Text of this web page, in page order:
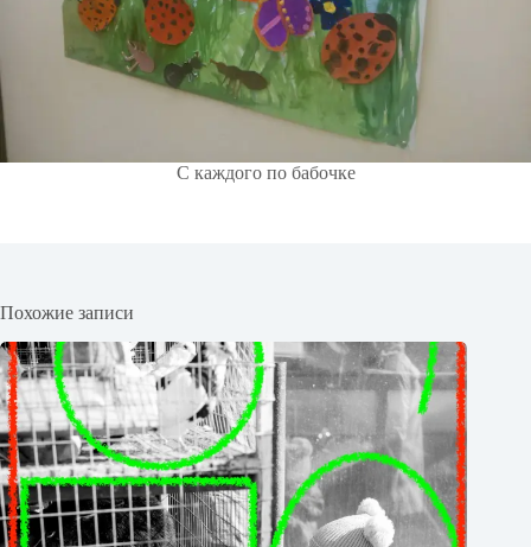
С каждого по бабочке
Похожие записи